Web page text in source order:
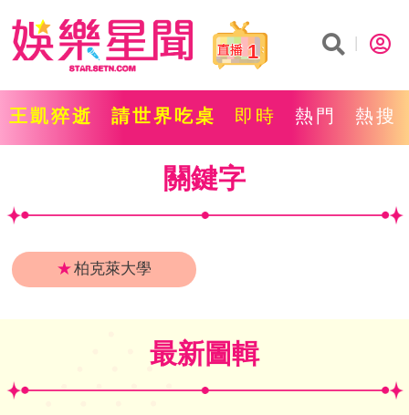
1
王凱猝逝 請世界吃桌 即時 熱門 熱搜
關鍵字
★柏克萊大學
最新圖輯